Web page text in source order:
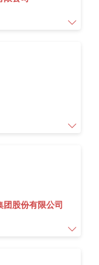
，致力于将
色升级。并
，英国剑桥
学者。
计逾十年，
善设计的社
，重视系统
股份有限公司